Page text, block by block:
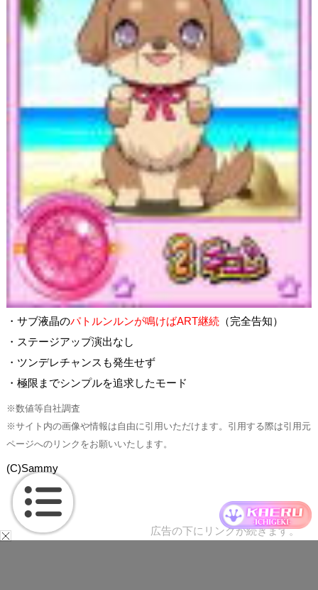
・サブ液晶のパトルンルンが鳴けばART継続（完全告知）
・ステージアップ演出なし
・ツンデレチャンスも発生せず
・極限までシンプルを追求したモード
※数値等自社調査
※サイト内の画像や情報は自由に引用いただけます。引用する際は引用元
ページへのリンクをお願いいたします。
(C)Sammy
広告の下にリンクが続きます。